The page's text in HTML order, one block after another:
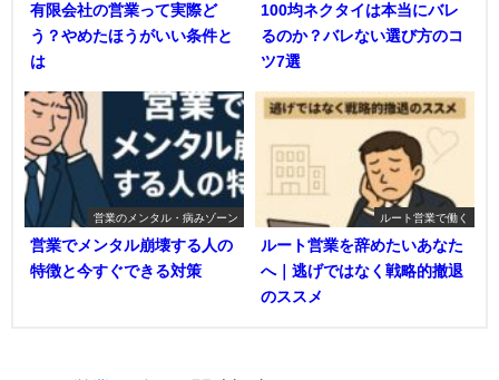
有限会社の営業って実際ど
う？やめたほうがいい条件と
は
100均ネクタイは本当にバレ
るのか？バレない選び方のコ
ツ7選
営業のメンタル・病みゾーン
営業でメンタル崩壊する人の
特徴と今すぐできる対策
ルート営業で働く
ルート営業を辞めたいあなた
へ｜逃げではなく戦略的撤退
のススメ